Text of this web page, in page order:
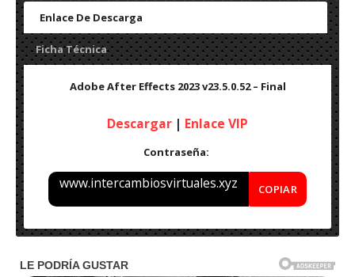
Enlace De Descarga
Ficha Técnica
Adobe After Effects 2023 v23.5.0.52 – Final
Descargar | Enlace VIP
Contraseña:
www.intercambiosvirtuales.xyz COPIAR
Adobe After Effects 2023 v23.5.0.52